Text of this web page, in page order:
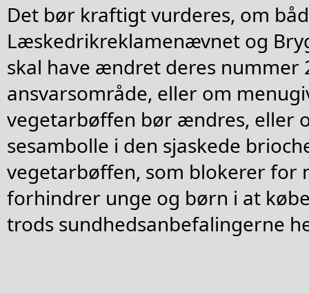
Det bør kraftigt vurderes, om
Læskedrikreklamenævnet og
skal have ændret deres nummer
ansvarsområde, eller om
vegetarbøffen bør ændres, eller
sesambolle i den sjaskede
vegetarbøffen, som blokerer for
forhindrer unge og børn i at
trods sundhedsanbefalingerne